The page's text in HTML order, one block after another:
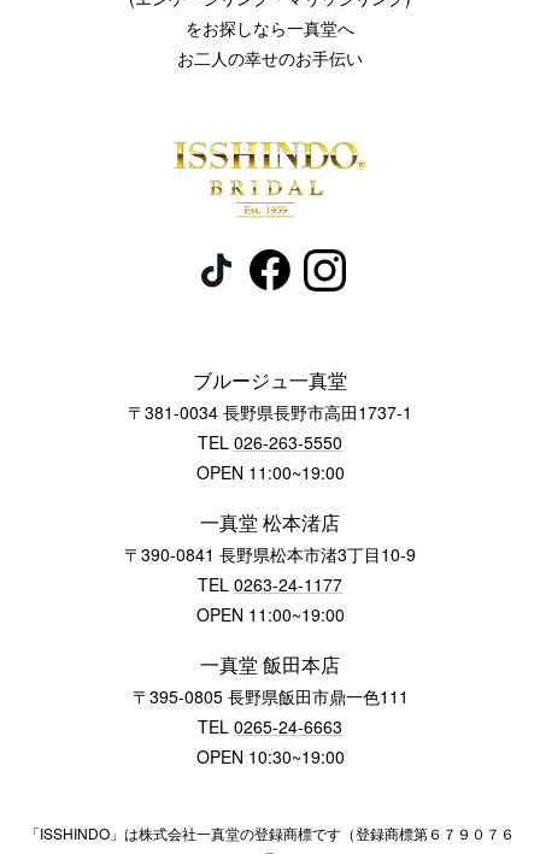
をお探しなら一真堂へ
お二人の幸せのお手伝い
ブルージュ一真堂
〒381-0034 長野県長野市高田1737-1
TEL 026-263-5550
OPEN 11:00~19:00
一真堂 松本渚店
〒390-0841 長野県松本市渚3丁目10-9
TEL 0263-24-1177
OPEN 11:00~19:00
一真堂 飯田本店
〒395-0805 長野県飯田市鼎一色111
TEL 0265-24-6663
OPEN 10:30~19:00
「ISSHINDO」は株式会社一真堂の登録商標です（登録商標第６７９０７６